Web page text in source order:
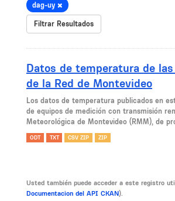
dag-uy
Filtrar Resultados
Datos de temperatura de
de la Red de Montevideo
Los datos de temperatura publicados en
de equipos de medición con transmisión
Meteorológica de Montevideo (RMM), de
ODT TXT CSV ZIP ZIP
Usted también puede acceder a este registro
Documentacion del API CKAN).